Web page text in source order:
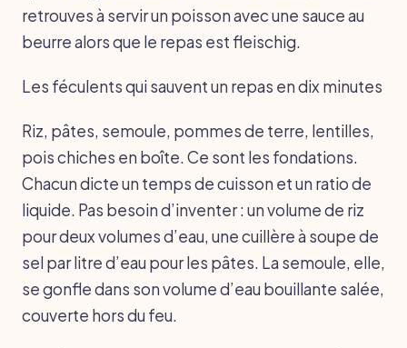
retrouves à servir un poisson avec une sauce au
beurre alors que le repas est fleischig.
Les féculents qui sauvent un repas en dix minutes
Riz, pâtes, semoule, pommes de terre, lentilles,
pois chiches en boîte. Ce sont les fondations.
Chacun dicte un temps de cuisson et un ratio de
liquide. Pas besoin d’inventer : un volume de riz
pour deux volumes d’eau, une cuillère à soupe de
sel par litre d’eau pour les pâtes. La semoule, elle,
se gonfle dans son volume d’eau bouillante salée,
couverte hors du feu.